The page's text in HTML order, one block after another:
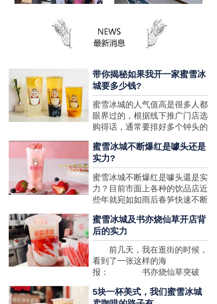
带你揭秘如果我开一家蜜雪冰
城要多少钱?
蜜雪冰城的人气值高是很多人都
眼界过的，根据线下推广门店选
购得话，通常要排好多个钟头的
想要排长队，为的便是那一杯令
人挂念的蜜雪冰城。顾客喜爱的
商品，投资者为什么会看不见在
其中的创业商机呢?许多投资者
都会了解我开一家蜜雪冰城要多
少钱?....
蜜雪冰城不断爆红是噱头还是
实力?
蜜雪冰城不断爆红是噱头還是实
力？目前市面上各种的饮品店近
些年就宛如如雨后春笋快速不断
有运营不小心便会被取代，由于
受年青人的喜爱，再加全国人民
的经济发展水准提升，奶茶饮品
行业发展趋势快速，因此 这一
制造行业有着十分....
蜜雪冰城及书亦烧仙草开店背
后的实力
前几天，我在逛街的时候，
看到了一张这样的海
报： 书亦烧仙草突破
了，这个连名字都没怎么听过的
5块一杯美式，我们蜜雪冰城